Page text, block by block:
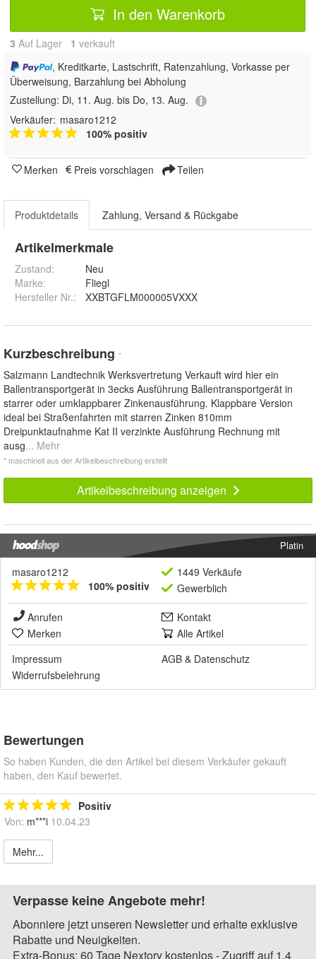
In den Warenkorb
3 Auf Lager 1 verkauft
, Kreditkarte, Lastschrift, Ratenzahlung, Vorkasse per
Überweisung, Barzahlung bei Abholung
Zustellung: Di, 11. Aug. bis Do, 13. Aug.
Verkäufer: masaro1212
100% positiv
Merken Preis vorschlagen Teilen
Produktdetails Zahlung, Versand & Rückgabe
Artikelmerkmale
Zustand:
Neu
Marke:
Fliegl
Hersteller Nr.:
XXBTGFLM000005VXXX
Kurzbeschreibung *
Salzmann Landtechnik Werksvertretung Verkauft wird hier ein
Ballentransportgerät in 3ecks Ausführung Ballentransportgerät in
starrer oder umklappbarer Zinkenausführung. Klappbare Version
ideal bei Straßenfahrten mit starren Zinken 810mm
Dreipunktaufnahme Kat II verzinkte Ausführung Rechnung mit
ausg... Mehr
* maschinell aus der Artikelbeschreibung erstellt
Artikelbeschreibung anzeigen
Platin
masaro1212
100% positiv
1449 Verkäufe
Gewerblich
Anrufen
Kontakt
Merken
Alle Artikel
Impressum
AGB & Datenschutz
Widerrufsbelehrung
Bewertungen
So haben Kunden, die den Artikel bei diesem Verkäufer gekauft
haben, den Kauf bewertet.
Positiv
Von: m***i 10.04.23
Mehr...
Verpasse keine Angebote mehr!
Abonniere jetzt unseren Newsletter und erhalte exklusive
Rabatte und Neuigkeiten.
Extra-Bonus: 60 Tage Nextory kostenlos - Zugriff auf 1,4